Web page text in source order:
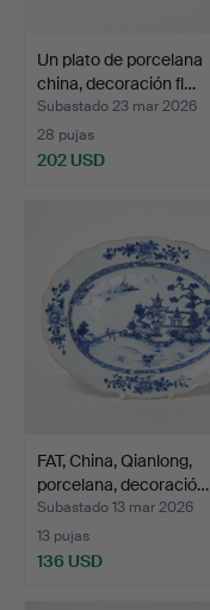
Un plato de porcelana
china, decoración fl…
Subastado 23 mar 2026
28 pujas
202 USD
FAT, China, Qianlong,
porcelana, decoració…
Subastado 13 mar 2026
13 pujas
136 USD